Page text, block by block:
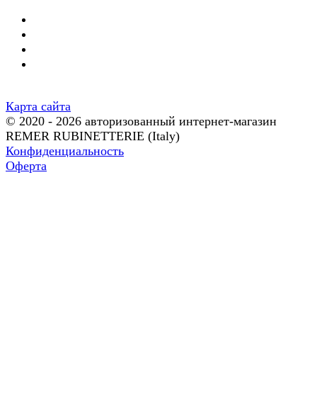
Карта сайта
© 2020 - 2026 авторизованный интернет-магазин
REMER RUBINETTERIE (Italy)
Конфиденциальность
Оферта